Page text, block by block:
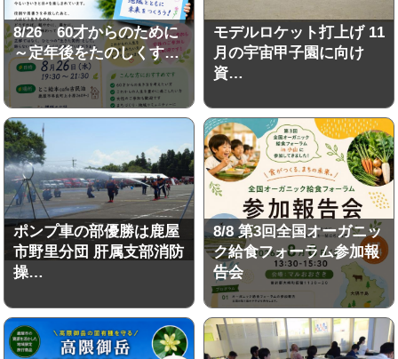
8/26 60才からのために
～定年後をたのしくす…
モデルロケット打上げ 11
月の宇宙甲子園に向け
資…
ポンプ車の部優勝は鹿屋
市野里分団 肝属支部消防
操…
8/8 第3回全国オーガニッ
ク給食フォーラム参加報
告会